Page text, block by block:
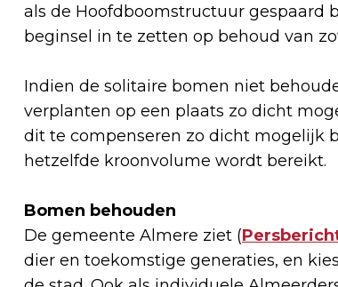
als de Hoofdboomstructuur gespaard
beginsel in te zetten op behoud van
Indien de solitaire bomen niet
verplanten op een plaats zo dicht
dit te compenseren zo dicht mogelijk
hetzelfde kroonvolume wordt bereikt.
Bomen behouden
De gemeente Almere ziet (
dier en toekomstige generaties, en